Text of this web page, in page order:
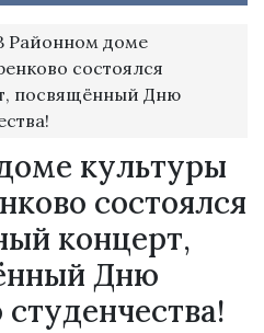
Районном доме
состоялся
посвящённый Дню
культуры
состоялся
концерт,
Дню